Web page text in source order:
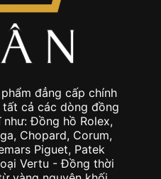
đẳng cấp chính
cả các dòng đồng
Đồng hồ Rolex,
Chopard, Corum,
Piguet, Patek
Vertu - Đồng thời